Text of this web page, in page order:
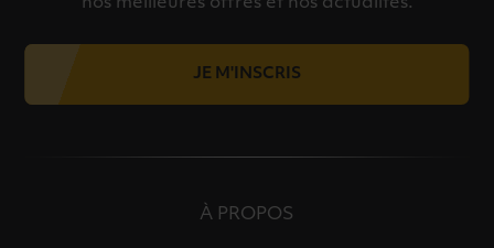
JE M'INSCRIS
À PROPOS